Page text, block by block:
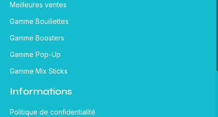
Meilleures ventes
Gamme Bouillettes
Gamme Boosters
Gamme Pop-Up
Gamme Mix Sticks
Informations
Politique de confidentialité